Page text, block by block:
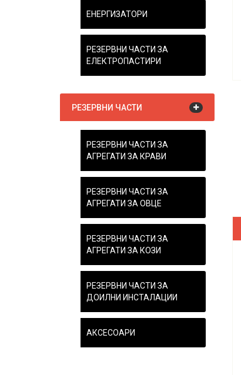
ЕНЕРГИЗАТОРИ
РЕЗЕРВНИ ЧАСТИ ЗА
ЕЛЕКТРОПАСТИРИ
РЕЗЕРВНИ ЧАСТИ
РЕЗЕРВНИ ЧАСТИ ЗА
АГРЕГАТИ ЗА КРАВИ
РЕЗЕРВНИ ЧАСТИ ЗА
АГРЕГАТИ ЗА ОВЦЕ
РЕЗЕРВНИ ЧАСТИ ЗА
АГРЕГАТИ ЗА КОЗИ
РЕЗЕРВНИ ЧАСТИ ЗА
ДОИЛНИ ИНСТАЛАЦИИ
АКСЕСОАРИ